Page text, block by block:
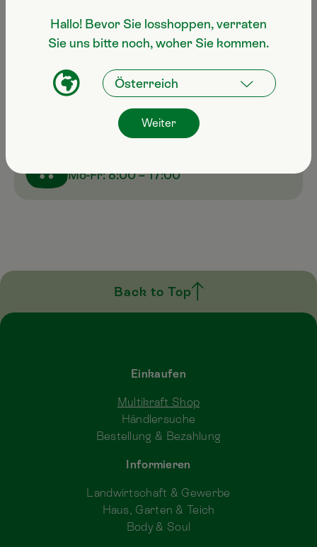
Servicehotline
+43 7247 50 250-100
info@multikraft.at
Mo-Fr: 8:00 – 17:00
Back to Top
Einkaufen
Multikraft Shop
Händlersuche
Bestellung & Bezahlung
Informieren
Landwirtschaft & Gewerbe
Haus, Garten & Teich
Body & Soul
Hallo! Bevor Sie losshoppen, verraten
Sie uns bitte noch, woher Sie kommen.
Weiter